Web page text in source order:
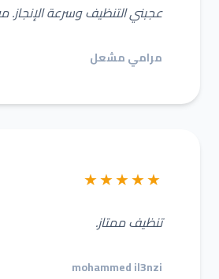
عجبني التنظيف وسرعة الإنجاز.
مرامي مشعل
★★★★★
تنظيف ممتاز.
mohammed il3nzi